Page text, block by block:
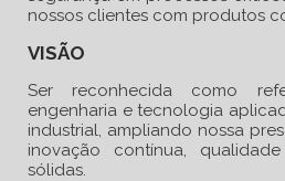
nossos clientes com produtos
VISÃO
Ser reconhecida como
engenharia e tecnologia
industrial, ampliando nossa
inovação contínua,
sólidas.